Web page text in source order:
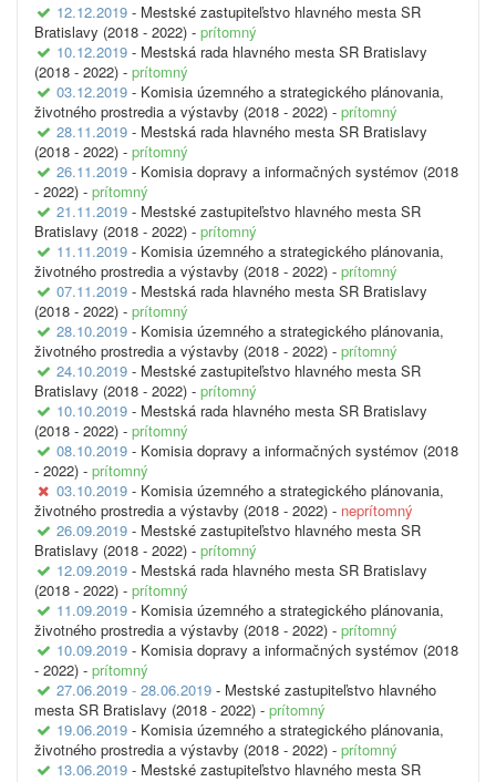
12.12.2019 - Mestské zastupiteľstvo hlavného mesta SR
Bratislavy (2018 - 2022) - prítomný
10.12.2019 - Mestská rada hlavného mesta SR Bratislavy
(2018 - 2022) - prítomný
03.12.2019 - Komisia územného a strategického plánovania,
životného prostredia a výstavby (2018 - 2022) - prítomný
28.11.2019 - Mestská rada hlavného mesta SR Bratislavy
(2018 - 2022) - prítomný
26.11.2019 - Komisia dopravy a informačných systémov (2018
- 2022) - prítomný
21.11.2019 - Mestské zastupiteľstvo hlavného mesta SR
Bratislavy (2018 - 2022) - prítomný
11.11.2019 - Komisia územného a strategického plánovania,
životného prostredia a výstavby (2018 - 2022) - prítomný
07.11.2019 - Mestská rada hlavného mesta SR Bratislavy
(2018 - 2022) - prítomný
28.10.2019 - Komisia územného a strategického plánovania,
životného prostredia a výstavby (2018 - 2022) - prítomný
24.10.2019 - Mestské zastupiteľstvo hlavného mesta SR
Bratislavy (2018 - 2022) - prítomný
10.10.2019 - Mestská rada hlavného mesta SR Bratislavy
(2018 - 2022) - prítomný
08.10.2019 - Komisia dopravy a informačných systémov (2018
- 2022) - prítomný
03.10.2019 - Komisia územného a strategického plánovania,
životného prostredia a výstavby (2018 - 2022) - neprítomný
26.09.2019 - Mestské zastupiteľstvo hlavného mesta SR
Bratislavy (2018 - 2022) - prítomný
12.09.2019 - Mestská rada hlavného mesta SR Bratislavy
(2018 - 2022) - prítomný
11.09.2019 - Komisia územného a strategického plánovania,
životného prostredia a výstavby (2018 - 2022) - prítomný
10.09.2019 - Komisia dopravy a informačných systémov (2018
- 2022) - prítomný
27.06.2019 - 28.06.2019 - Mestské zastupiteľstvo hlavného
mesta SR Bratislavy (2018 - 2022) - prítomný
19.06.2019 - Komisia územného a strategického plánovania,
životného prostredia a výstavby (2018 - 2022) - prítomný
13.06.2019 - Mestské zastupiteľstvo hlavného mesta SR